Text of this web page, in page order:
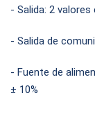
- Salida: 2 valores
- Salida de
- Fuente de
± 10%